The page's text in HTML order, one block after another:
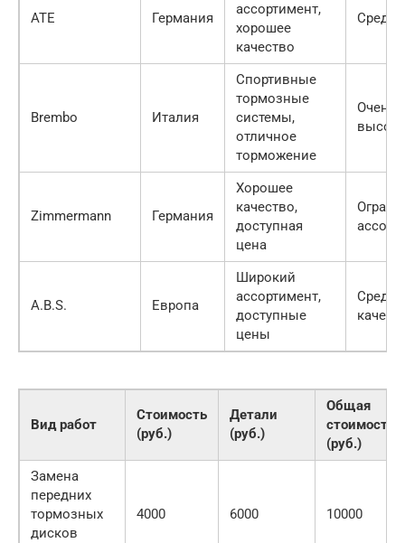
ATE Германия
ассортимент,
хорошее
качество
Brembo Италия
Спортивные
тормозные
системы,
отличное
торможение
Очень
Zimmermann Германия
Хорошее
качество,
доступная
цена
A.B.S. Европа
Широкий
ассортимент,
доступные
цены
Вид работ
Стоимость
(руб.)
Детали
(руб.)
Общая
стоимость
(руб.)
Замена
передних
тормозных
дисков
4000 6000 10000